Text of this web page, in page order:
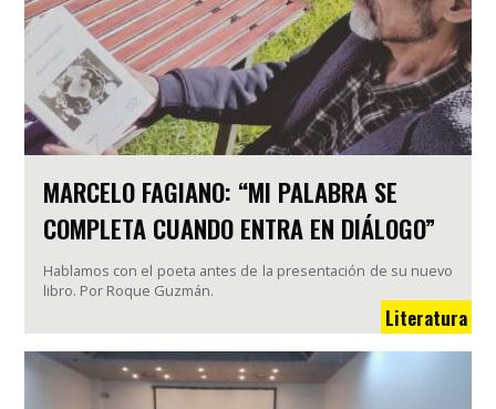
MARCELO FAGIANO: “MI PALABRA SE
COMPLETA CUANDO ENTRA EN DIÁLOGO”
Hablamos con el poeta antes de la presentación de su nuevo
libro. Por Roque Guzmán.
Literatura